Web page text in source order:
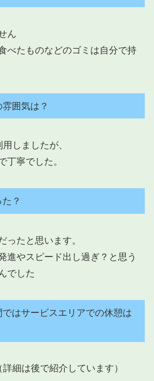
ん
べたものなどのゴミは自分で持
囲気は？
しましたが、
丁寧でした。
？
ったと思います。
進やスピード出し過ぎ？と思う
でした
はサービスエリアでの休憩は
細は後で紹介しています）